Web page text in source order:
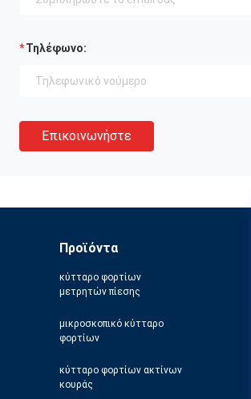
Τηλέφωνο:
Επικοινωνήστε
Προϊόντα
κύτταρο φορτίων
μετρητών πίεσης
μικροσκοπικό κύτταρο
φορτίων
κύτταρο φορτίων ακτίνων
κουράς